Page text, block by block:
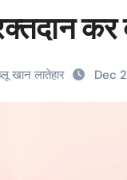
कर
खान लातेहार Dec